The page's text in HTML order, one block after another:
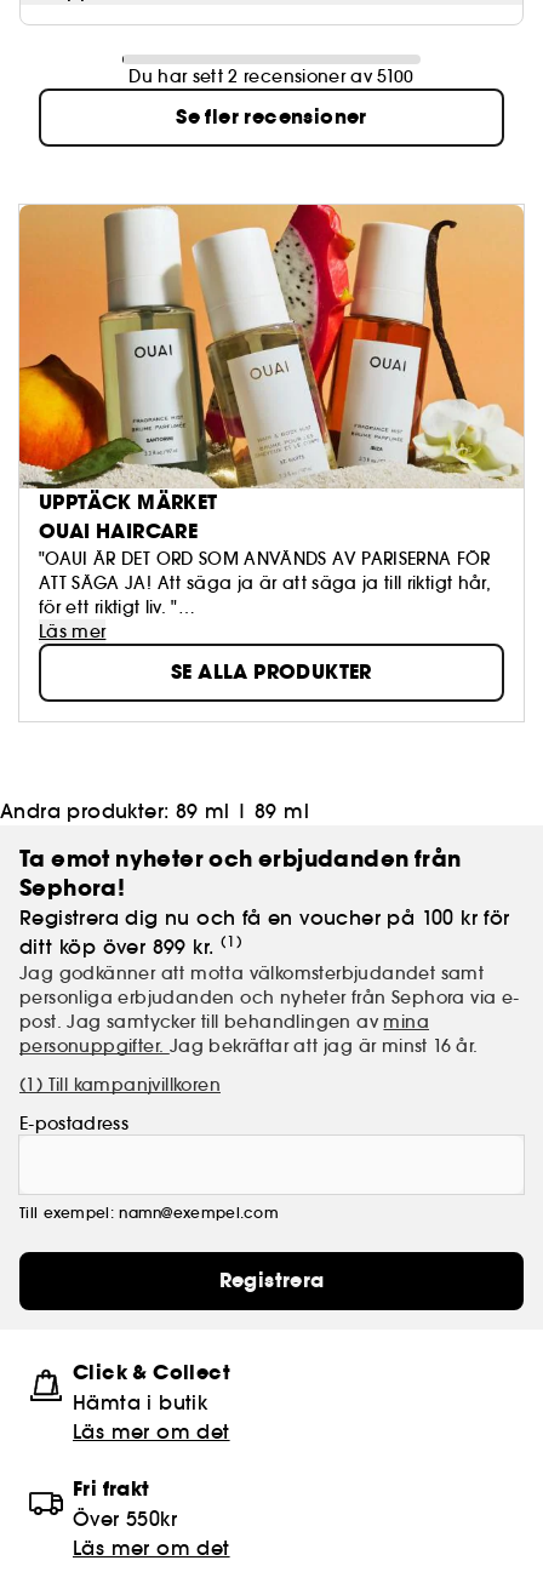
Du har sett 2 recensioner av 5100
Se fler recensioner
UPPTÄCK MÄRKET
OUAI HAIRCARE
"OAUI ÄR DET ORD SOM ANVÄNDS AV PARISERNA FÖR
ATT SÄGA JA! Att säga ja är att säga ja till riktigt hår,
för ett riktigt liv. "
Läs mer
SE ALLA PRODUKTER
Andra produkter: 89 ml |89 ml
Ta emot nyheter och erbjudanden från
Sephora!
Registrera dig nu och få en voucher på 100 kr för
ditt köp över 899 kr. (1)
Jag godkänner att motta välkomsterbjudandet samt
personliga erbjudanden och nyheter från Sephora via e-
post. Jag samtycker till behandlingen av mina
personuppgifter. Jag bekräftar att jag är minst 16 år.
(1) Till kampanjvillkoren
E-postadress
Till exempel: namn@exempel.com
Registrera
Click & Collect
Hämta i butik​
Läs mer om det
Fri frakt
Över 550kr
Läs mer om det